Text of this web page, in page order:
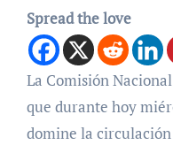
Spread the love
La Comisión Nacional del Agua (Conagua) informó
que durante hoy
domine la